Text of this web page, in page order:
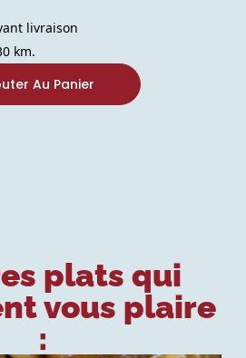
livraison
km.
Au Panier
plats qui
vous plaire
: